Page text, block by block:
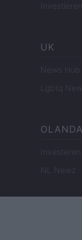
UK
News Hub
Lgbtq
OLANDA
NL Newz